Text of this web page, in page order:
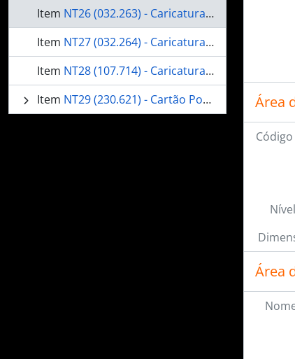
Item NT26 (032.263) - Caricatura de Francisco (Baby) Pignatary e a Princesa Ira de Furstemberg
Item NT27 (032.264) - Caricatura de Nair de Teffé
Item NT28 (107.714) - Caricatura de Procópio Ferreira
Item NT29 (230.621) - Cartão Postal para Nair de Teffé Área
Área